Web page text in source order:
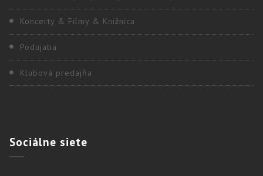
Koncerty & Filmy & Knižnica
Podujatia
Klubová predajňa
Sociálne siete